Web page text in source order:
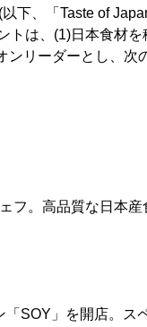
下、「Taste of
トは、(1)日本食材を
ンリーダーとし、次
フ。高品質な日本産
SOY」を開店。ス